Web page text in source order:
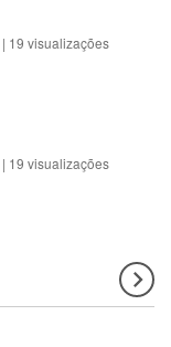
| 19 visualizações
| 19 visualizações